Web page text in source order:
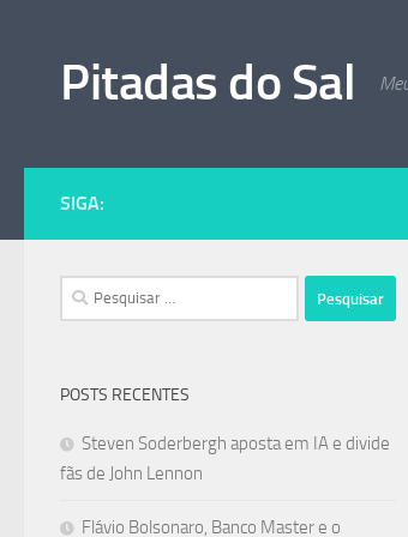
Pitadas do Sal
SIGA:
Pesquisar
por:
POSTS RECENTES
Steven Soderbergh aposta em IA e divide
fãs de John Lennon
Flávio Bolsonaro, Banco Master e o